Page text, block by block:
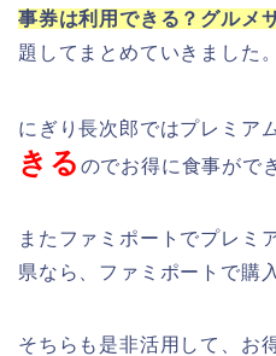
事券は利用できる？グルメ
題してまとめていきました。
にぎり長次郎ではプレミア
きる のでお得に食事がで
またファミポートでプレミ
県なら、ファミポートで購
そちらも是非活用して、お